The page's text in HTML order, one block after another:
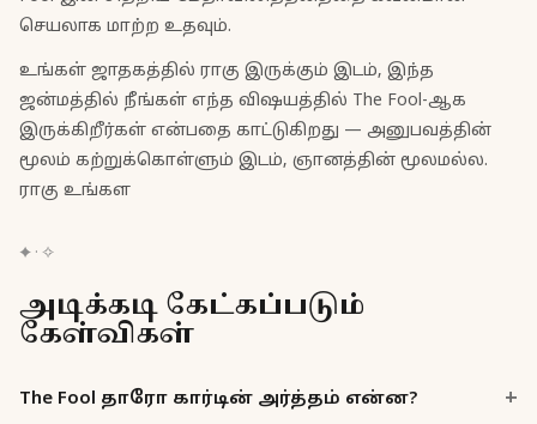
செயலாக மாற்ற உதவும்.
உங்கள் ஜாதகத்தில் ராகு இருக்கும் இடம், இந்த
ஜன்மத்தில் நீங்கள் எந்த விஷயத்தில் The Fool-ஆக
இருக்கிறீர்கள் என்பதை காட்டுகிறது — அனுபவத்தின்
மூலம் கற்றுக்கொள்ளும் இடம், ஞானத்தின் மூலமல்ல.
ராகு உங்கள
✦ · ✧
அடிக்கடி கேட்கப்படும்
கேள்விகள்
The Fool தாரோ கார்டின் அர்த்தம் என்ன? +